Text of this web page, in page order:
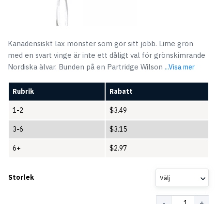
Kanadensiskt lax mönster som gör sitt jobb. Lime grön
med en svart vinge är inte ett dåligt val för grönskimrande
Nordiska älvar. Bunden på en Partridge Wilson ...Visa mer
Rubrik Rabatt
1-2 $3.49
3-6 $3.15
6+ $2.97
Storlek Välj